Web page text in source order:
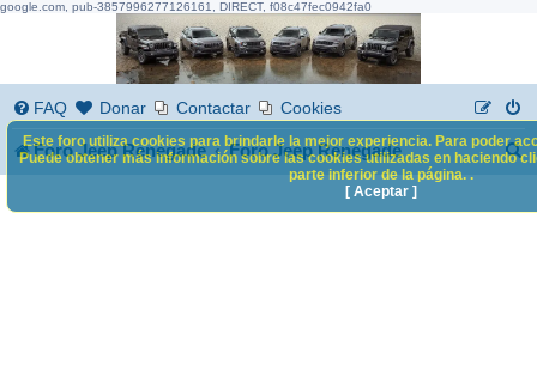
google.com, pub-3857996277126161, DIRECT, f08c47fec0942fa0
FAQ Donar Contactar Cookies
Foro Jeep Renegade Foro Jeep Renegade
B
s
Este foro utiliza cookies para brindarle la mejor experiencia. Para poder
Puede obtener más información sobre las cookies utilizadas en haciendo
parte inferior de la página. .
[ Aceptar ]